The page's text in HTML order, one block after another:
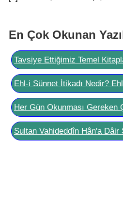
En Çok Okunan
Tavsiye Ettiğimiz Temel
Ehl-i Sünnet İtikadı Nedir?
Her Gün Okunması Gereken
Sultan Vahideddîn Hân'a Dâir